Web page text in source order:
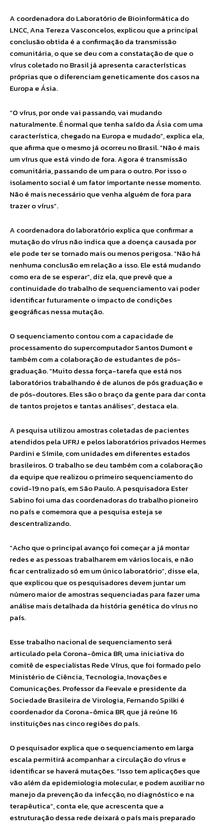
A coordenadora do Laboratório de Bioinformática do
LNCC, Ana Tereza Vasconcelos, explicou que a principal
conclusão obtida é a confirmação da transmissão
comunitária, o que se deu com a constatação de que o
vírus coletado no Brasil já apresenta características
próprias que o diferenciam geneticamente dos casos na
Europa e Ásia.
“O vírus, por onde vai passando, vai mudando
naturalmente. É normal que tenha saído da Ásia com uma
característica, chegado na Europa e mudado”, explica ela,
que afirma que o mesmo já ocorreu no Brasil. “Não é mais
um vírus que está vindo de fora. Agora é transmissão
comunitária, passando de um para o outro. Por isso o
isolamento social é um fator importante nesse momento.
Não é mais necessário que venha alguém de fora para
trazer o vírus”.
A coordenadora do laboratório explica que confirmar a
mutação do vírus não indica que a doença causada por
ele pode ter se tornado mais ou menos perigosa. “Não há
nenhuma conclusão em relação a isso. Ele está mudando
como era de se esperar”, diz ela, que prevê que a
continuidade do trabalho de sequenciamento vai poder
identificar futuramente o impacto de condições
geográficas nessa mutação.
O sequenciamento contou com a capacidade de
processamento do supercomputador Santos Dumont e
também com a colaboração de estudantes de pós-
graduação. “Muito dessa força-tarefa que está nos
laboratórios trabalhando é de alunos de pós graduação e
de pós-doutores. Eles são o braço da gente para dar conta
de tantos projetos e tantas análises”, destaca ela.
A pesquisa utilizou amostras coletadas de pacientes
atendidos pela UFRJ e pelos laboratórios privados Hermes
Pardini e Símile, com unidades em diferentes estados
brasileiros. O trabalho se deu também com a colaboração
da equipe que realizou o primeiro sequenciamento do
covid-19 no país, em São Paulo. A pesquisadora Ester
Sabino foi uma das coordenadoras do trabalho pioneiro
no país e comemora que a pesquisa esteja se
descentralizando.
“Acho que o principal avanço foi começar a já montar
redes e as pessoas trabalharem em vários locais, e não
ficar centralizado só em um único laboratório”, disse ela,
que explicou que os pesquisadores devem juntar um
número maior de amostras sequenciadas para fazer uma
análise mais detalhada da história genética do vírus no
país.
Esse trabalho nacional de sequenciamento será
articulado pela Corona-ômica BR, uma iniciativa do
comitê de especialistas Rede Vírus, que foi formado pelo
Ministério de Ciência, Tecnologia, Inovações e
Comunicações. Professor da Feevale e presidente da
Sociedade Brasileira de Virologia, Fernando Spilki é
coordenador da Corona-ômica BR, que já reúne 16
instituições nas cinco regiões do país.
O pesquisador explica que o sequenciamento em larga
escala permitirá acompanhar a circulação do vírus e
identificar se haverá mutações. “Isso tem aplicações que
vão além da epidemiologia molecular, e podem auxiliar no
manejo da prevenção da infecção, no diagnóstico e na
terapêutica”, conta ele, que acrescenta que a
estruturação dessa rede deixará o país mais preparado